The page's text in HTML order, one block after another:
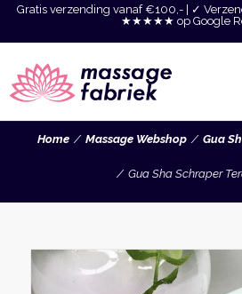
Gratis verzending vanaf €100,- | ✓
★★★★★ op Google
Home Massage Webshop Gua
Gua Sha Schraper